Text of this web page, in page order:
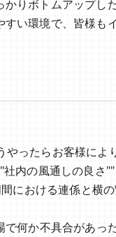
りボトムアップし
い環境で、皆様も
ったらお客様に
内の風通しの良さ
における連係と横
何か不具合があっ